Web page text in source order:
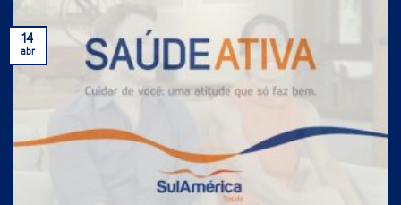
14
abr